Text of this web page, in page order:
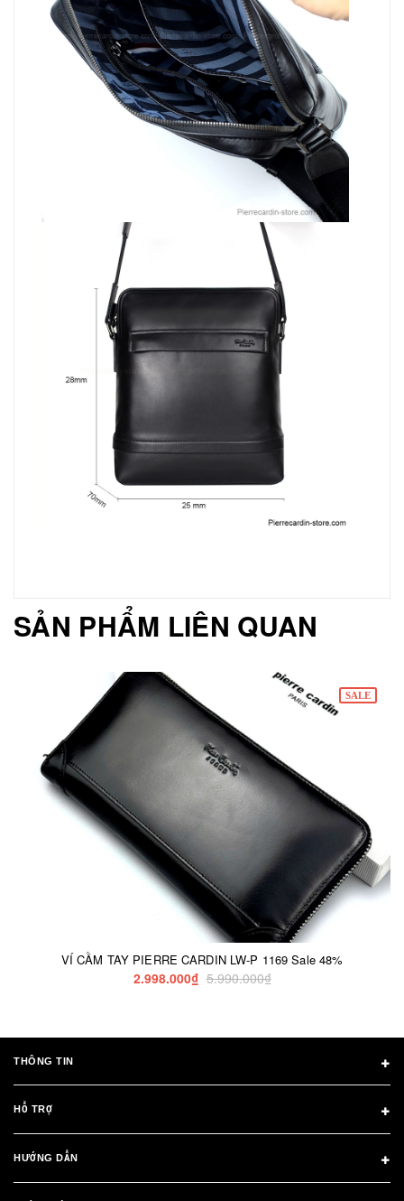
SẢN PHẨM LIÊN QUAN
SALE
VÍ CẦM TAY PIERRE CARDIN LW-P 1169 Sale 48%
2.998.000₫ 5.990.000₫
THÔNG TIN
HỖ TRỢ
HƯỚNG DẪN